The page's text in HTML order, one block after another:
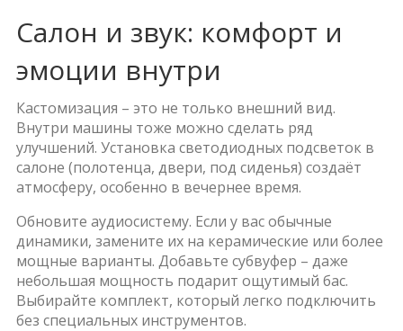
Салон и звук: комфорт и
эмоции внутри
Кастомизация – это не только внешний вид.
Внутри машины тоже можно сделать ряд
улучшений. Установка светодиодных подсветок в
салоне (полотенца, двери, под сиденья) создаёт
атмосферу, особенно в вечернее время.
Обновите аудиосистему. Если у вас обычные
динамики, замените их на керамические или более
мощные варианты. Добавьте субвуфер – даже
небольшая мощность подарит ощутимый бас.
Выбирайте комплект, который легко подключить
без специальных инструментов.